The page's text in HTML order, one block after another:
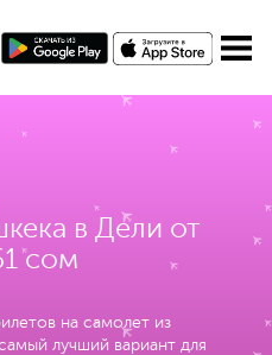
в Дели от
сом
на самолет из
лучший вариант для